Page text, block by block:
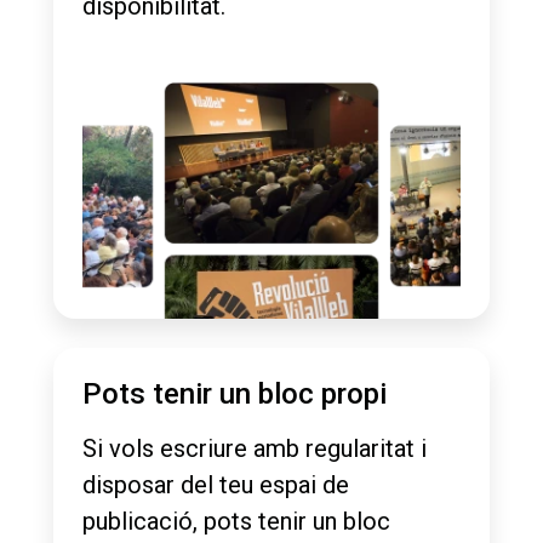
disponibilitat.
Pots tenir un bloc propi
Si vols escriure amb regularitat i
disposar del teu espai de
publicació, pots tenir un bloc